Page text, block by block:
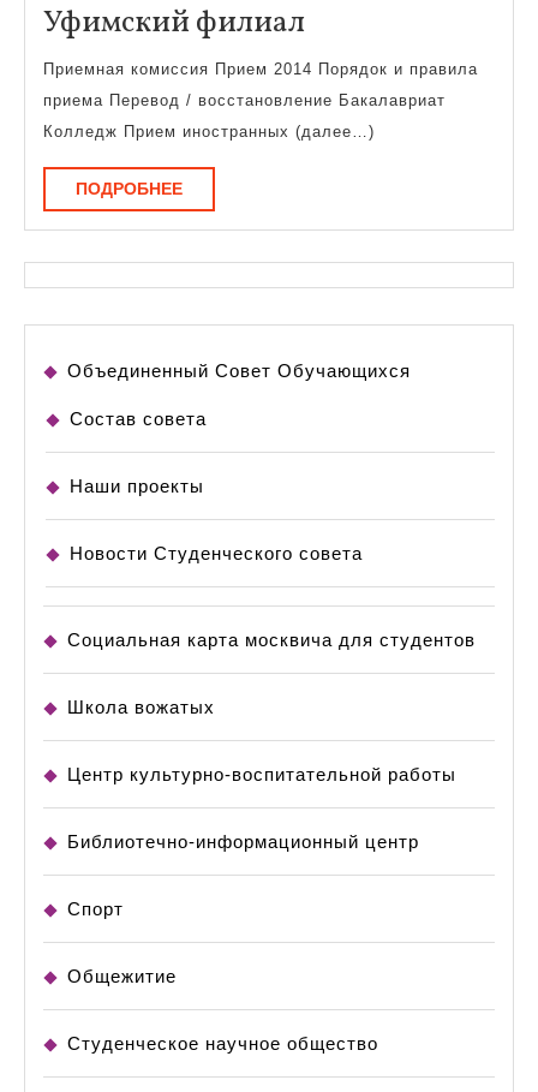
Уфимский филиал
филиал
Приемная комиссия Прием 2014 Порядок и правила
приема Перевод / восстановление Бакалавриат
Колледж Прием иностранных (далее…)
ПОДРОБНЕЕПОДРОБНЕЕ
Объединенный Совет Обучающихся
Состав совета
Наши проекты
Новости Студенческого совета
Социальная карта москвича для студентов
Школа вожатых
Центр культурно-воспитательной работы
Библиотечно-информационный центр
Спорт
Общежитие
Студенческое научное общество